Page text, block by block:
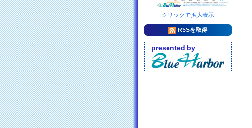
クリックで拡大表示
RSSを取得
presented by